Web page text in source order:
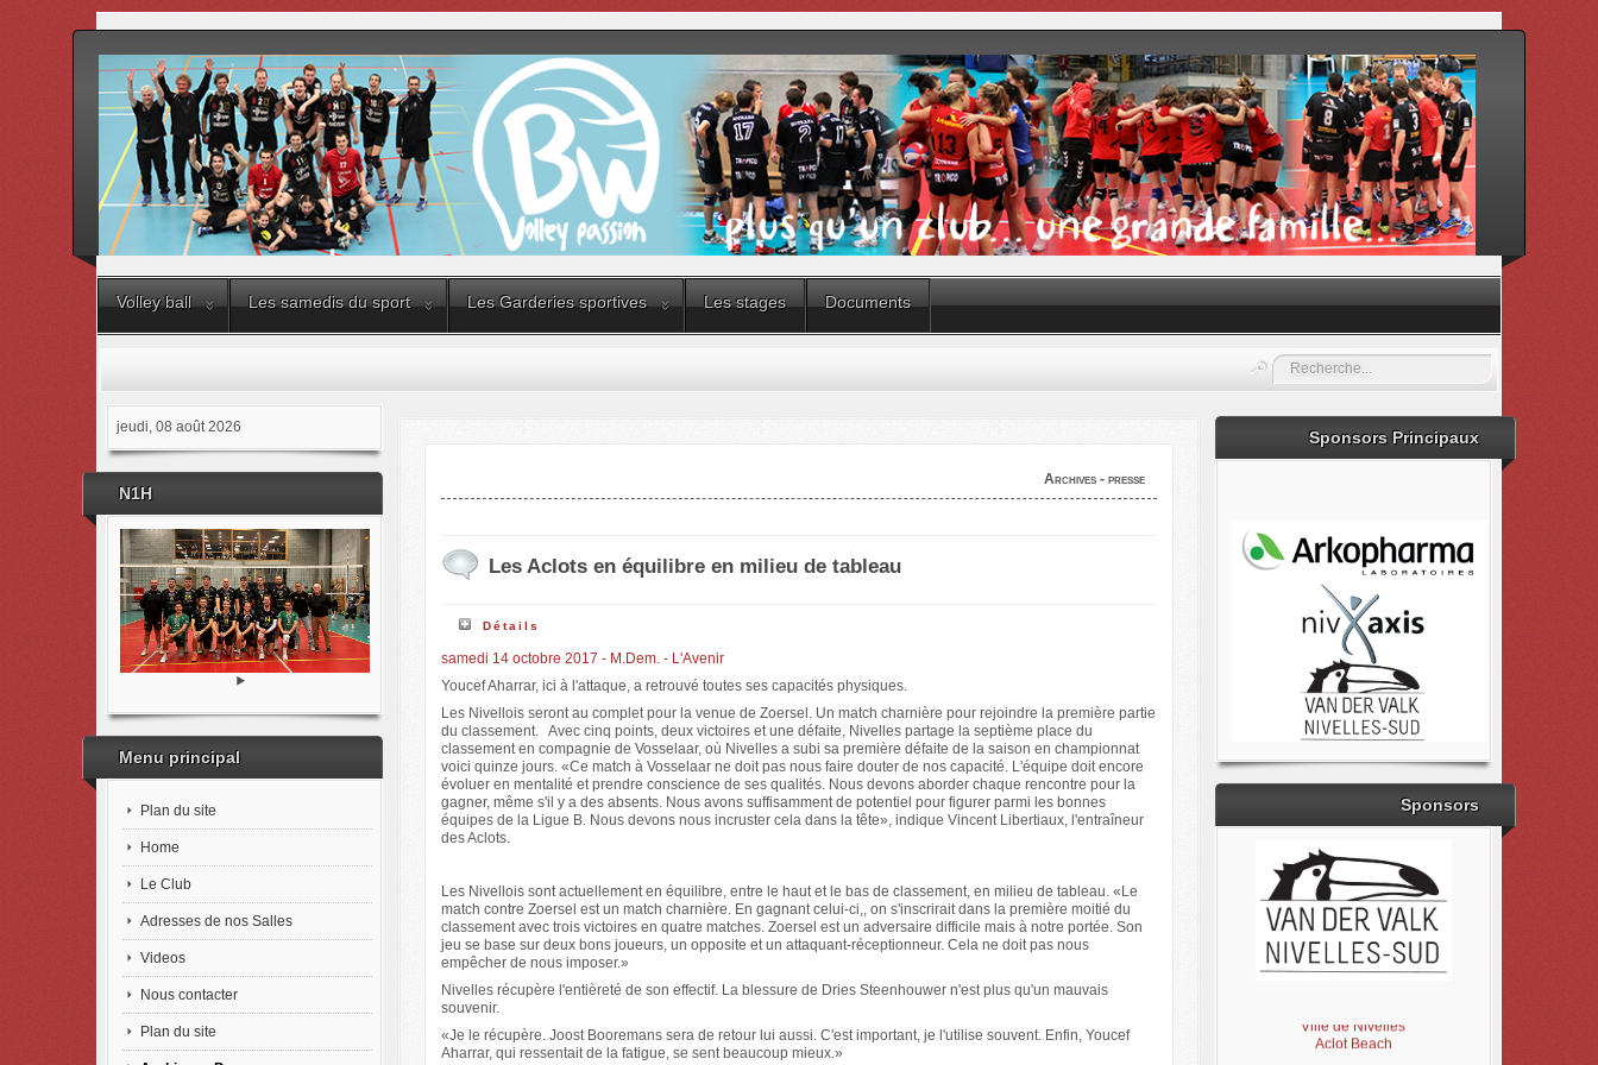
Volley ball Les samedis du sport Les Garderies sportives Les stages Documents
Rechercher
jeudi, 08 août 2026
N1H
Menu principal
Plan du site
Home
Le Club
Adresses de nos Salles
Videos
Nous contacter
Plan du site
Archives - presse
Les Aclots en équilibre en milieu de tableau
Détails
samedi 14 octobre 2017 - M.Dem. - L'Avenir
Youcef Aharrar, ici à l'attaque, a retrouvé toutes ses capacités physiques.
Les Nivellois seront au complet pour la venue de Zoersel. Un match charnière pour rejoindre la première partie
du classement. Avec cinq points, deux victoires et une défaite, Nivelles partage la septième place du
classement en compagnie de Vosselaar, où Nivelles a subi sa première défaite de la saison en championnat
voici quinze jours. «Ce match à Vosselaar ne doit pas nous faire douter de nos capacité. L'équipe doit encore
évoluer en mentalité et prendre conscience de ses qualités. Nous devons aborder chaque rencontre pour la
gagner, même s'il y a des absents. Nous avons suffisamment de potentiel pour figurer parmi les bonnes
équipes de la Ligue B. Nous devons nous incruster cela dans la tête», indique Vincent Libertiaux, l'entraîneur
des Aclots.
Les Nivellois sont actuellement en équilibre, entre le haut et le bas de classement, en milieu de tableau. «Le
match contre Zoersel est un match charnière. En gagnant celui-ci,, on s'inscrirait dans la première moitié du
classement avec trois victoires en quatre matches. Zoersel est un adversaire difficile mais à notre portée. Son
jeu se base sur deux bons joueurs, un opposite et un attaquant-réceptionneur. Cela ne doit pas nous
empêcher de nous imposer.»
Nivelles récupère l'entièreté de son effectif. La blessure de Dries Steenhouwer n'est plus qu'un mauvais
souvenir.
«Je le récupère. Joost Booremans sera de retour lui aussi. C'est important, je l'utilise souvent. Enfin, Youcef
Aharrar, qui ressentait de la fatigue, se sent beaucoup mieux.»
Sponsors Principaux
Sponsors
Aclot Beach